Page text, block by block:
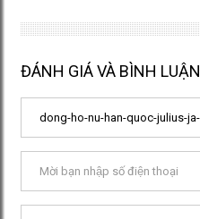
ĐÁNH GIÁ VÀ BÌNH LUẬN